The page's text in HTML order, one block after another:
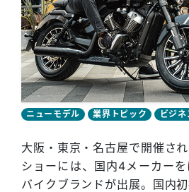
ニューモデル 業界トピック ビジネ
大阪・東京・名古屋で開催さ
ショーには、国内4メーカー
バイクブランドが出展。国内